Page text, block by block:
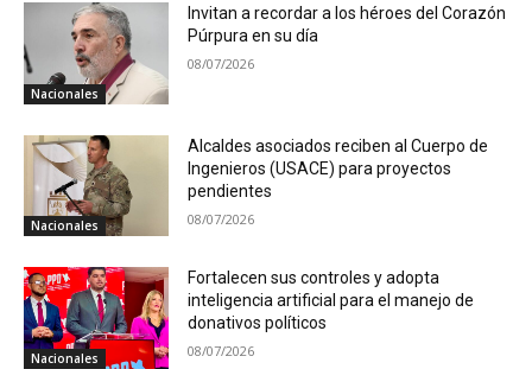
Nacionales
Invitan a recordar a los héroes del Corazón
Púrpura en su día
08/07/2026
Nacionales
Alcaldes asociados reciben al Cuerpo de
Ingenieros (USACE) para proyectos
pendientes
08/07/2026
Nacionales
Fortalecen sus controles y adopta
inteligencia artificial para el manejo de
donativos políticos
08/07/2026